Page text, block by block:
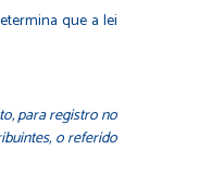
que a lei
para registro no
o referido